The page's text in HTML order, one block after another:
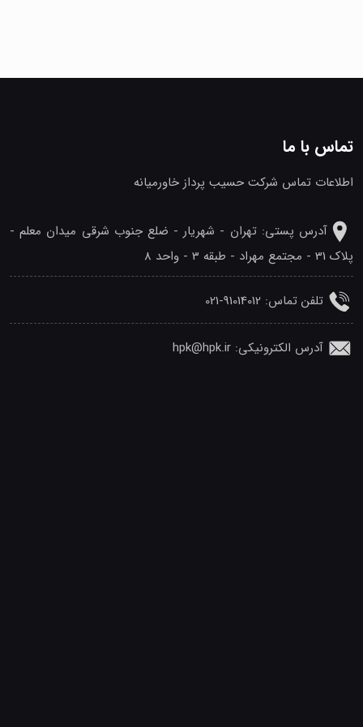
تماس با ما
اطلاعات تماس شرکت حسیب پرداز خاورمیانه
آدرس پستی: تهران - شهريار - ضلع جنوب شرقی میدان معلم -
پلاک 31 - مجتمع مهراد - طبقه 3 - واحد 8
تلفن‌ تماس: 91014012-021
آدرس الکترونیکی: hpk@hpk.ir